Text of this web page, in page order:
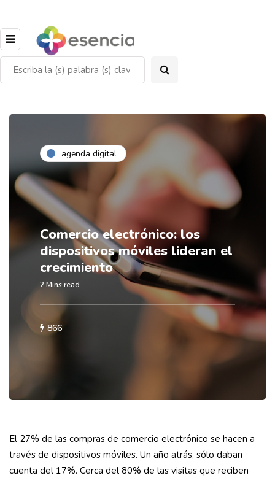
agenda digital
Comercio electrónico: los
dispositivos móviles lideran el
crecimiento
2 Mins read
866
El 27% de las compras de comercio electrónico se hacen a
través de dispositivos móviles. Un año atrás, sólo daban
cuenta del 17%. Cerca del 80% de las visitas que reciben